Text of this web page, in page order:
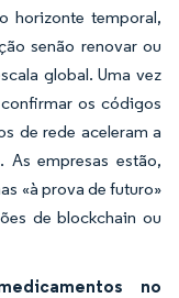
horizonte temporal,
senão renovar ou
global. Uma vez
os códigos
de rede aceleram a
empresas estão,
«à prova de futuro»
de blockchain ou
no